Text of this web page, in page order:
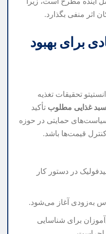
اثر منفی بگذارد.
برای بهبود
تحقیقات تغذیه
سبد غذایی مطلوب تأکید
سیاست‌های حمایتی در حوزه
قیمت‌ها باشد.
در دستور کار
به‌زودی آغاز می‌شود.
برای شناسایی